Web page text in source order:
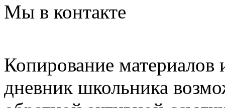
Мы в контакте
Копирование материалов
дневник школьника